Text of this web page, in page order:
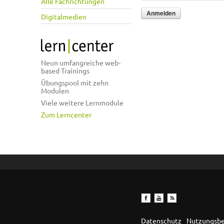
Digitalmedien
Neun umfangreiche web-
based Trainings
Übungspool mit zehn
Modulen
Viele weitere Lernmodule
Zum Lerncenter
Datenschutz